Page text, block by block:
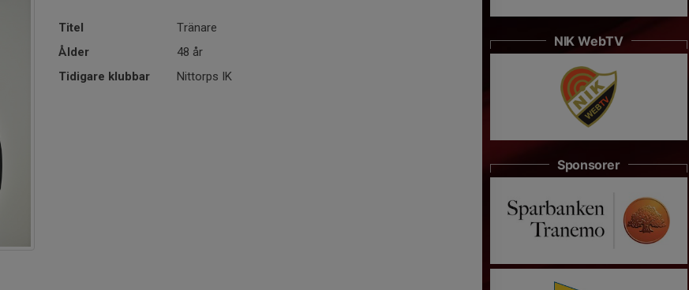
Titel
Tränare
Ålder
48 år
Tidigare klubbar
Nittorps IK
NIK WebTV
Sponsorer